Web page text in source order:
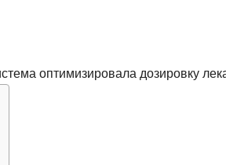
оптимизировала дозировку